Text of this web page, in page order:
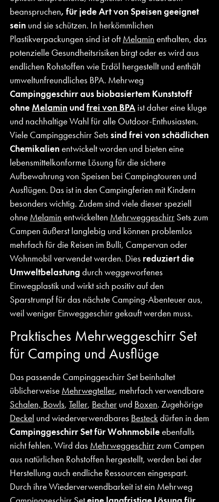
beanspruchen, für jede Art von Speisen geeignet
sein und sie schützen. In herkömmlichen
Plastikverpackungen sind ist oft Melamin enthalten, das
potenzielle Gesundheitsrisiken birgt oder es wird aus
endlichen Rohstoffen wie Erdöl hergestellt und enthält
umweltunfreundliches BPA. Mehrweg
Campinggeschirr aus biobasiertem Kunststoff
ohneMelamin und frei von BPA ist daher eine kluge
und nachhaltige Wahl für alle Outdoor-Enthusiasten.
Viele Campinggeschirr Setssind frei von schädlichen
Chemikalien entwickelt worden und bieten eine
lebensmittelkonforme Lösung für die sichere
Aufbewahrung von Speisen bei Campingtouren und
Ausflügen. Das ist in den Campingferien mit Kindern
besonders wichtig. Zudem sind viele dieser speziell
ohne Melamin entwickelten Mehrweggeschirr Sets zum
Campen äußerst langlebig und können problemlos
mehrfach für die Reisen im Bulli, Campervan oder
Wohnmobil verwendet werden. Dies reduziert die
Umweltbelastung durch weggeworfenes
Einwegplastik und wirkt sich positiv auf den
Sparstrumpf für das nächste Camping-Abenteuer aus,
weil weniger Einweggeschirr gekauft werden muss.
Praktisches Mehrweggeschirr Set
für Camping und Ausflüge
Das passende Campinggeschirr Set beinhaltet
üblicherweise Mehrwegteller, mehrfach verwendbare
Schalen, Bowls, Teller, Becher und Boxen. Zugehörige
Deckel und wiederverwendbares Besteckdürfen in dem
Campinggeschirr Set für Wohnmobileebenfalls
nicht fehlen. Wird das Mehrweggeschirrzum Campen
aus natürlichen Rohstoffen hergestellt, werden bei der
Herstellung auch endliche Ressourcen eingespart.
Durch ihre Wiederverwendbarkeit ist ein Mehrweg